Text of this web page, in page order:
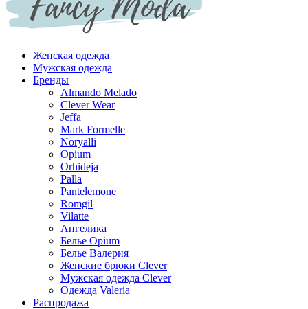
Женская одежда
Мужская одежда
Бренды
Almando Melado
Clever Wear
Jeffa
Mark Formelle
Noryalli
Opium
Orhideja
Palla
Pantelemone
Romgil
Vilatte
Ангелика
Белье Opium
Белье Валерия
Женские брюки Clever
Мужская одежда Clever
Одежда Valeria
Распродажа